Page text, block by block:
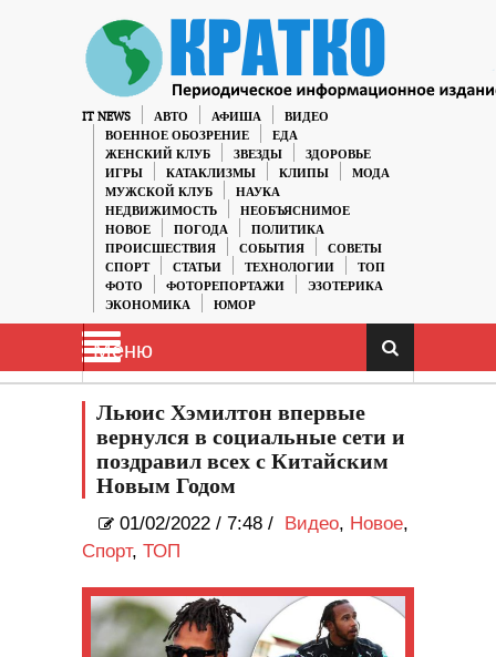
IT NEWS АВТО АФИША
ВИДЕО
ВОЕННОЕ ОБОЗРЕНИЕ
ЕДА
ЖЕНСКИЙ КЛУБ
ЗВЕЗДЫ
ЗДОРОВЬЕ
ИГРЫ
КАТАКЛИЗМЫ КЛИПЫ
МОДА
МУЖСКОЙ КЛУБ
НАУКА
НЕДВИЖИМОСТЬ
НЕОБЪЯСНИМОЕ
НОВОЕ
ПОГОДА
ПОЛИТИКА
ПРОИСШЕСТВИЯ
СОБЫТИЯ
СОВЕТЫ
СПОРТ
СТАТЬИ ТЕХНОЛОГИИ
ТОП
ФОТО
ФОТОРЕПОРТАЖИ
ЭЗОТЕРИКА
ЭКОНОМИКА
ЮМОР
Меню
Льюис Хэмилтон впервые
вернулся в социальные сети и
поздравил всех с Китайским
Новым Годом
01/02/2022 / 7:48 / Видео, Новое,
Спорт, ТОП